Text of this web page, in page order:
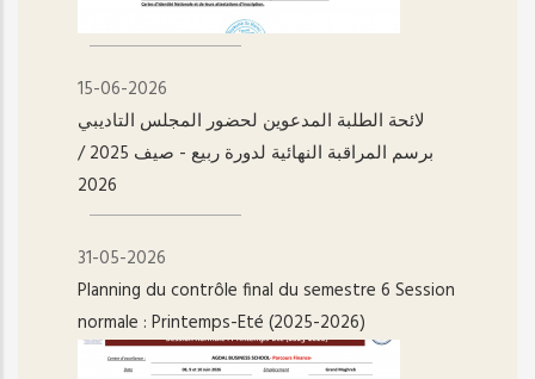
15-06-2026
لائحة الطلبة المدعوين لحضور المجلس التاديبي
برسم المراقبة النهائية لدورة ربيع - صيف 2025 /
2026
31-05-2026
Planning du contrôle final du semestre 6 Session
normale : Printemps-Eté (2025-2026)